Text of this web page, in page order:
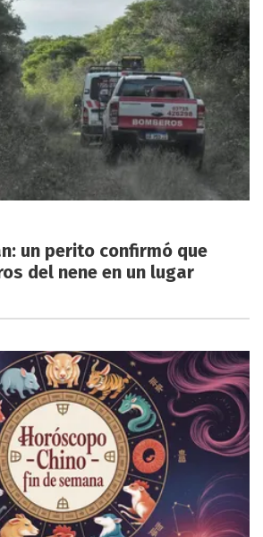
un perito confirmó que
del nene en un lugar